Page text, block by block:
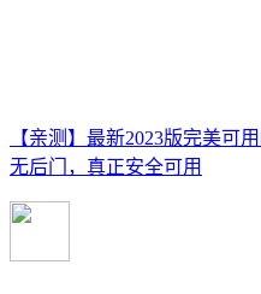
【亲测】最新2023版完美可
无后门，真正安全可用